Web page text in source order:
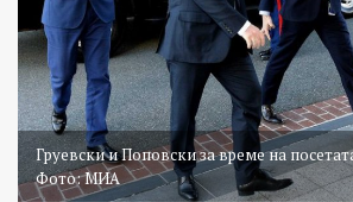
Груевски и Поповски за време на
Фото: МИА